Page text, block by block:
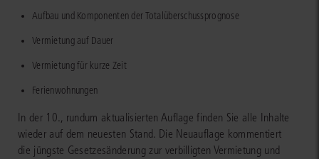
Aufbau und Komponenten der Totalüberschussprognose
Vermietung auf Dauer
Vermietung für kurze Zeit
Ferienwohnungen
In der 10., rundum aktualisierten Auflage finden Sie alle Inhalte
wieder auf dem neuesten Stand. Die Neuauflage kommentiert
die jüngste Gesetzesänderung zur verbilligten Vermietung und